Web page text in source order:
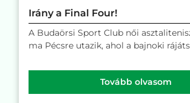
Irány a Final Four!
A Budaörsi Sport Club női
ma Pécsre utazik, ahol a bajnoki
Tovább olvasom